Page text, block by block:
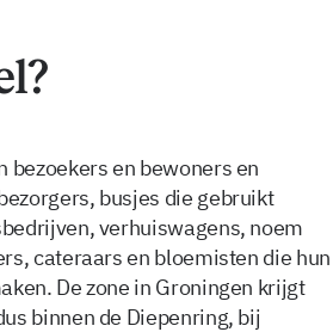
bezoekers en bewoners en
busjes die gebruikt
verhuiswagens, noem
cateraars en bloemisten die hun
De zone in Groningen krijgt
binnen de Diepenring, bij